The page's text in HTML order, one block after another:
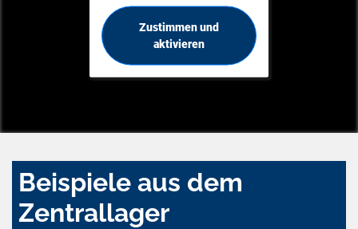
Zustimmen und
aktivieren
Beispiele aus dem
Zentrallager